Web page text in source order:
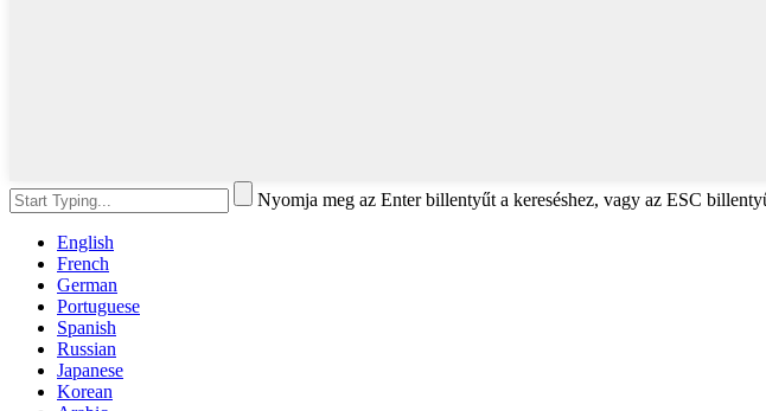
Nyomja meg az Enter billentyűt a kereséshez, vagy az ESC
English
French
German
Portuguese
Spanish
Russian
Japanese
Korean